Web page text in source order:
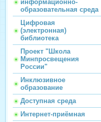
информационно-
образовательная среда
Цифровая
(электронная)
библиотека
Проект "Школа
Минпросвещения
России"
Инклюзивное
образование
Доступная среда
Интернет-приёмная